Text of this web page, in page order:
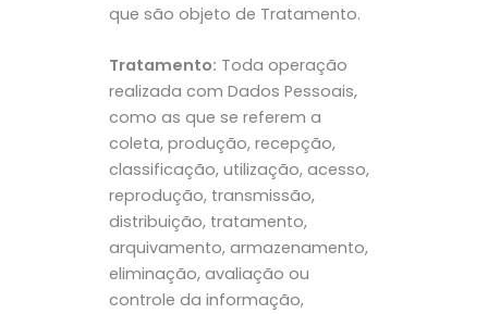
que são objeto de Tratamento.
Tratamento: Toda operação
realizada com Dados Pessoais,
como as que se referem a
coleta, produção, recepção,
classificação, utilização, acesso,
reprodução, transmissão,
distribuição, tratamento,
arquivamento, armazenamento,
eliminação, avaliação ou
controle da informação,